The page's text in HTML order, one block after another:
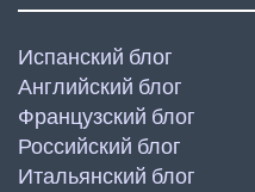
Испанский блог
Английский блог
Французский блог
Российский блог
Итальянский блог